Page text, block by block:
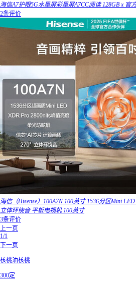
海信A7护眼5G水墨屏彩墨屏A7CC阅读 128GB x 官
2条评价
海信（Hisense）100A7N 100英寸 1536分区Mini
立体环绕音 平板电视机 100英寸
3条评价
上一页
1/1
下一页
核桃油核桃
300定